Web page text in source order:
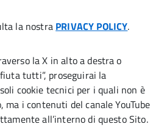
la nostra PRIVACY POLICY.
la X in alto a destra o
tutti”, proseguirai la
cookie tecnici per i quali non è
i contenuti del canale YouTube
all’interno di questo Sito.